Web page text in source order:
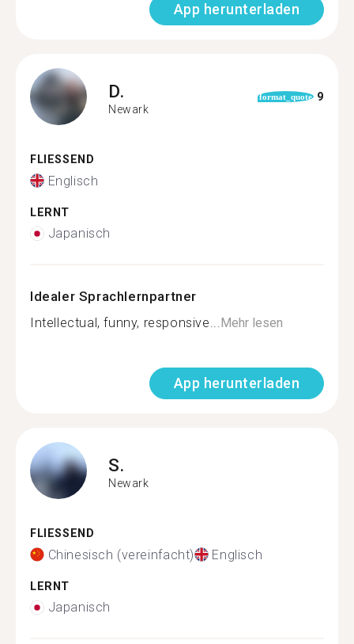
App herunterladen
D.
Newark
format_quote 9
FLIESSEND
Englisch
LERNT
Japanisch
Idealer Sprachlernpartner
Intellectual, funny, responsive...Mehr lesen
App herunterladen
S.
Newark
FLIESSEND
Chinesisch (vereinfacht) Englisch
LERNT
Japanisch